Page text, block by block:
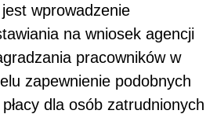
wprowadzenie
na wniosek agencji
pracowników w
zapewnienie podobnych
dla osób zatrudnionych